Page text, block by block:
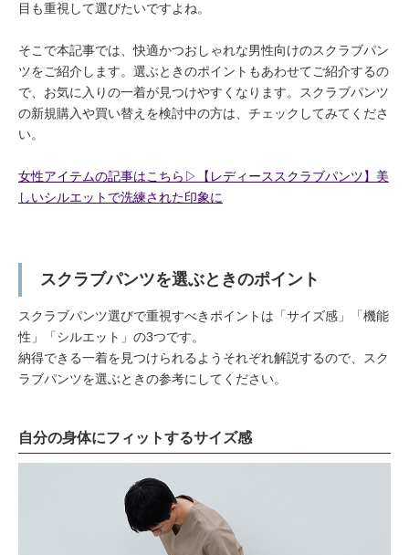
目も重視して選びたいですよね。
そこで本記事では、快適かつおしゃれな男性向けのスクラブパン
ツをご紹介します。選ぶときのポイントもあわせてご紹介するの
で、お気に入りの一着が見つけやすくなります。スクラブパンツ
の新規購入や買い替えを検討中の方は、チェックしてみてくださ
い。
女性アイテムの記事はこちら▷【レディーススクラブパンツ】美
しいシルエットで洗練された印象に
スクラブパンツを選ぶときのポイント
スクラブパンツ選びで重視すべきポイントは「サイズ感」「機能
性」「シルエット」の3つです。
納得できる一着を見つけられるようそれぞれ解説するので、スク
ラブパンツを選ぶときの参考にしてください。
自分の身体にフィットするサイズ感